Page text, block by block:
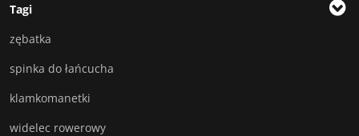
Tagi
zębatka
spinka do łańcucha
klamkomanetki
widelec rowerowy